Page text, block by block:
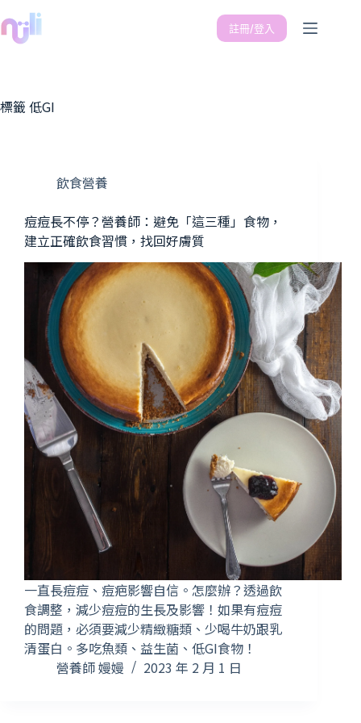
註冊/登入
標籤 低GI
飲食營養
痘痘長不停？營養師：避免「這三種」食物，
建立正確飲食習慣，找回好膚質
一直長痘痘、痘疤影響自信。怎麼辦？透過飲
食調整，減少痘痘的生長及影響！如果有痘痘
的問題，必須要減少精緻糖類、少喝牛奶跟乳
清蛋白。多吃魚類、益生菌、低GI食物！
營養師 嫚嫚
2023 年 2 月 1 日